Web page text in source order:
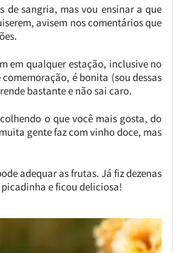
de sangria, mas vou ensinar a que
avisem nos comentários que
em qualquer estação, inclusive no
é bonita (sou dessas
bastante e não sai caro.
o que você mais gosta, do
gente faz com vinho doce, mas
adequar as frutas. Já fiz dezenas
e ficou deliciosa!